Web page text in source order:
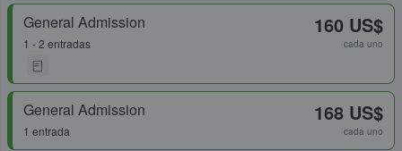
General Admission
1 - 2 entradas
160 US$
cada uno
General Admission
1 entrada
168 US$
cada uno